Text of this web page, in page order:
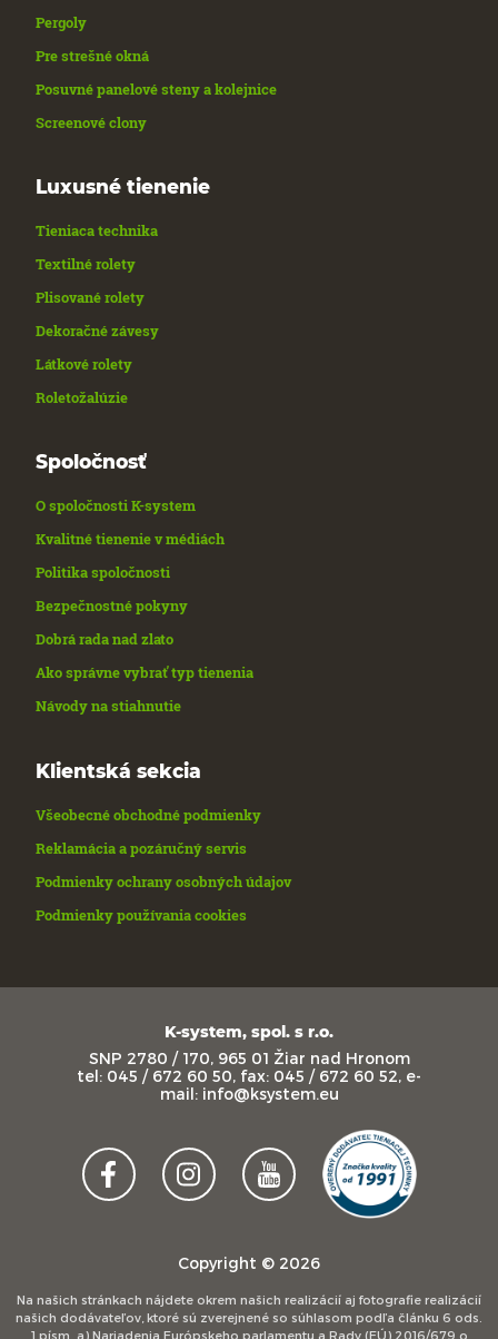
Pergoly
Pre strešné okná
Posuvné panelové steny a kolejnice
Screenové clony
Luxusné tienenie
Tieniaca technika
Textilné rolety
Plisované rolety
Dekoračné závesy
Látkové rolety
Roletožalúzie
Spoločnosť
O spoločnosti K-system
Kvalitné tienenie v médiách
Politika spoločnosti
Bezpečnostné pokyny
Dobrá rada nad zlato
Ako správne vybrať typ tienenia
Návody na stiahnutie
Klientská sekcia
Všeobecné obchodné podmienky
Reklamácia a pozáručný servis
Podmienky ochrany osobných údajov
Podmienky používania cookies
K-system, spol. s r.o.
SNP 2780 / 170, 965 01 Žiar nad Hronom
tel: 045 / 672 60 50, fax: 045 / 672 60 52, e-
mail: info@ksystem.eu
Copyright © 2026
Na našich stránkach nájdete okrem našich realizácií aj fotografie realizácií
našich dodávateľov, ktoré sú zverejnené so súhlasom podľa článku 6 ods.
1 písm. a) Nariadenia Európskeho parlamentu a Rady (EÚ) 2016/679 o